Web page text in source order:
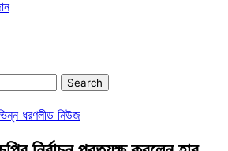
ধরণলীড নিউজ